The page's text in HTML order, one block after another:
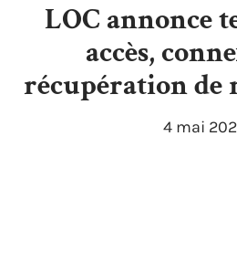
LOC annonce
accès,
récupération de
4 mai